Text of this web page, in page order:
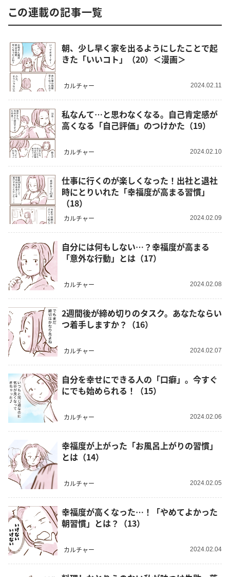
この連載の記事一覧
朝、少し早く家を出るようにしたことで起
きた「いいコト」（20）＜漫画＞
カルチャー 2024.02.11
私なんて…と思わなくなる。自己肯定感が
高くなる「自己評価」のつけかた（19）
カルチャー 2024.02.10
仕事に行くのが楽しくなった！出社と退社
時にとりいれた「幸福度が高まる習慣」
（18）
カルチャー 2024.02.09
自分には何もしない…？幸福度が高まる
「意外な行動」とは（17）
カルチャー 2024.02.08
2週間後が締め切りのタスク。あなたならい
つ着手しますか？（16）
カルチャー 2024.02.07
自分を幸せにできる人の「口癖」。今すぐ
にでも始められる！（15）
カルチャー 2024.02.06
幸福度が上がった「お風呂上がりの習慣」
とは（14）
カルチャー 2024.02.05
幸福度が高くなった…！「やめてよかった
朝習慣」とは？（13）
カルチャー 2024.02.04